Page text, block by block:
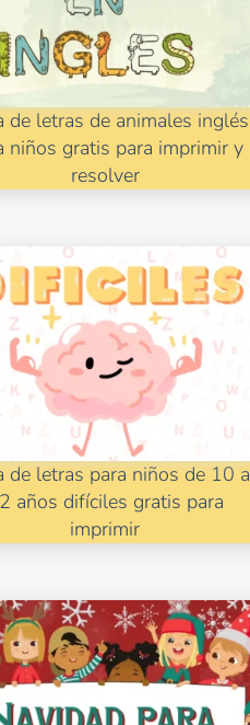
de letras de animales inglés
niños gratis para imprimir y
resolver
de letras para niños de 10 a
años difíciles gratis para
imprimir